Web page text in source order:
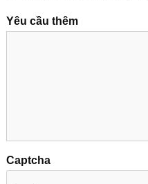
Yêu cầu thêm
Captcha